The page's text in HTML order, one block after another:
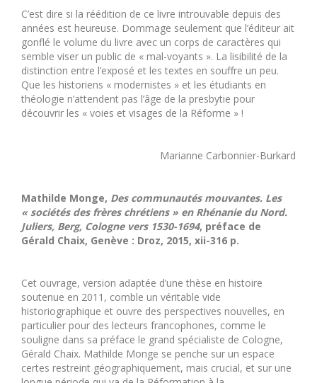
C’est dire si la réédition de ce livre introuvable depuis des
années est heureuse. Dommage seulement que l’éditeur ait
gonflé le volume du livre avec un corps de caractères qui
semble viser un public de « mal-voyants ». La lisibilité de la
distinction entre l’exposé et les textes en souffre un peu.
Que les historiens « modernistes » et les étudiants en
théologie n’attendent pas l’âge de la presbytie pour
découvrir les « voies et visages de la Réforme » !
Marianne Carbonnier-Burkard
Mathilde Monge, Des communautés mouvantes. Les
« sociétés des frères chrétiens » en Rhénanie du Nord.
Juliers, Berg, Cologne vers 1530-1694, préface de
Gérald Chaix, Genève : Droz, 2015, xii-316 p.
Cet ouvrage, version adaptée d’une thèse en histoire
soutenue en 2011, comble un véritable vide
historiographique et ouvre des perspectives nouvelles, en
particulier pour des lecteurs francophones, comme le
souligne dans sa préface le grand spécialiste de Cologne,
Gérald Chaix. Mathilde Monge se penche sur un espace
certes restreint géographiquement, mais crucial, et sur une